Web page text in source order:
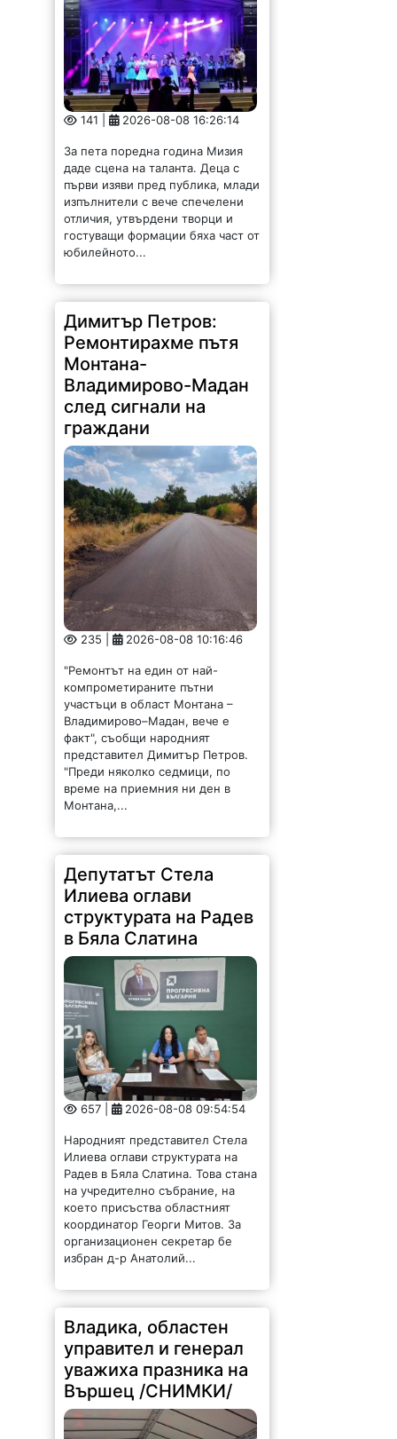
141 | 2026-08-08 16:26:14
За пета поредна година Мизия
даде сцена на таланта. Деца с
първи изяви пред публика, млади
изпълнители с вече спечелени
отличия, утвърдени творци и
гостуващи формации бяха част от
юбилейното...
Димитър Петров:
Ремонтирахме пътя
Монтана-
Владимирово-Мадан
след сигнали на
граждани
235 | 2026-08-08 10:16:46
"Ремонтът на един от най-
компрометираните пътни
участъци в област Монтана –
Владимирово–Мадан, вече е
факт", съобщи народният
представител Димитър Петров.
"Преди няколко седмици, по
време на приемния ни ден в
Монтана,...
Депутатът Стела
Илиева оглави
структурата на Радев
в Бяла Слатина
657 | 2026-08-08 09:54:54
Народният представител Стела
Илиева оглави структурата на
Радев в Бяла Слатина. Това стана
на учредително събрание, на
което присъства областният
координатор Георги Митов. За
организационен секретар бе
избран д-р Анатолий...
Владика, областен
управител и генерал
уважиха празника на
Вършец /СНИМКИ/